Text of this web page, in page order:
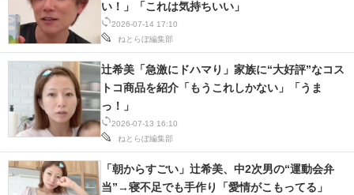
2026-07-14 17:10
ねとらぼ編集部
い！」「これは気持ちいい」
2026-07-13 16:10
ねとらぼ編集部
辻希美「急激にドハマり」家族に“大好評”なコス
トコ商品を紹介「もうこれしかない」「うま
っ！」
「朝からすごい」辻希美、中2次男の“運動会弁
当”→寝不足でも手作り「愛情がこもってる」